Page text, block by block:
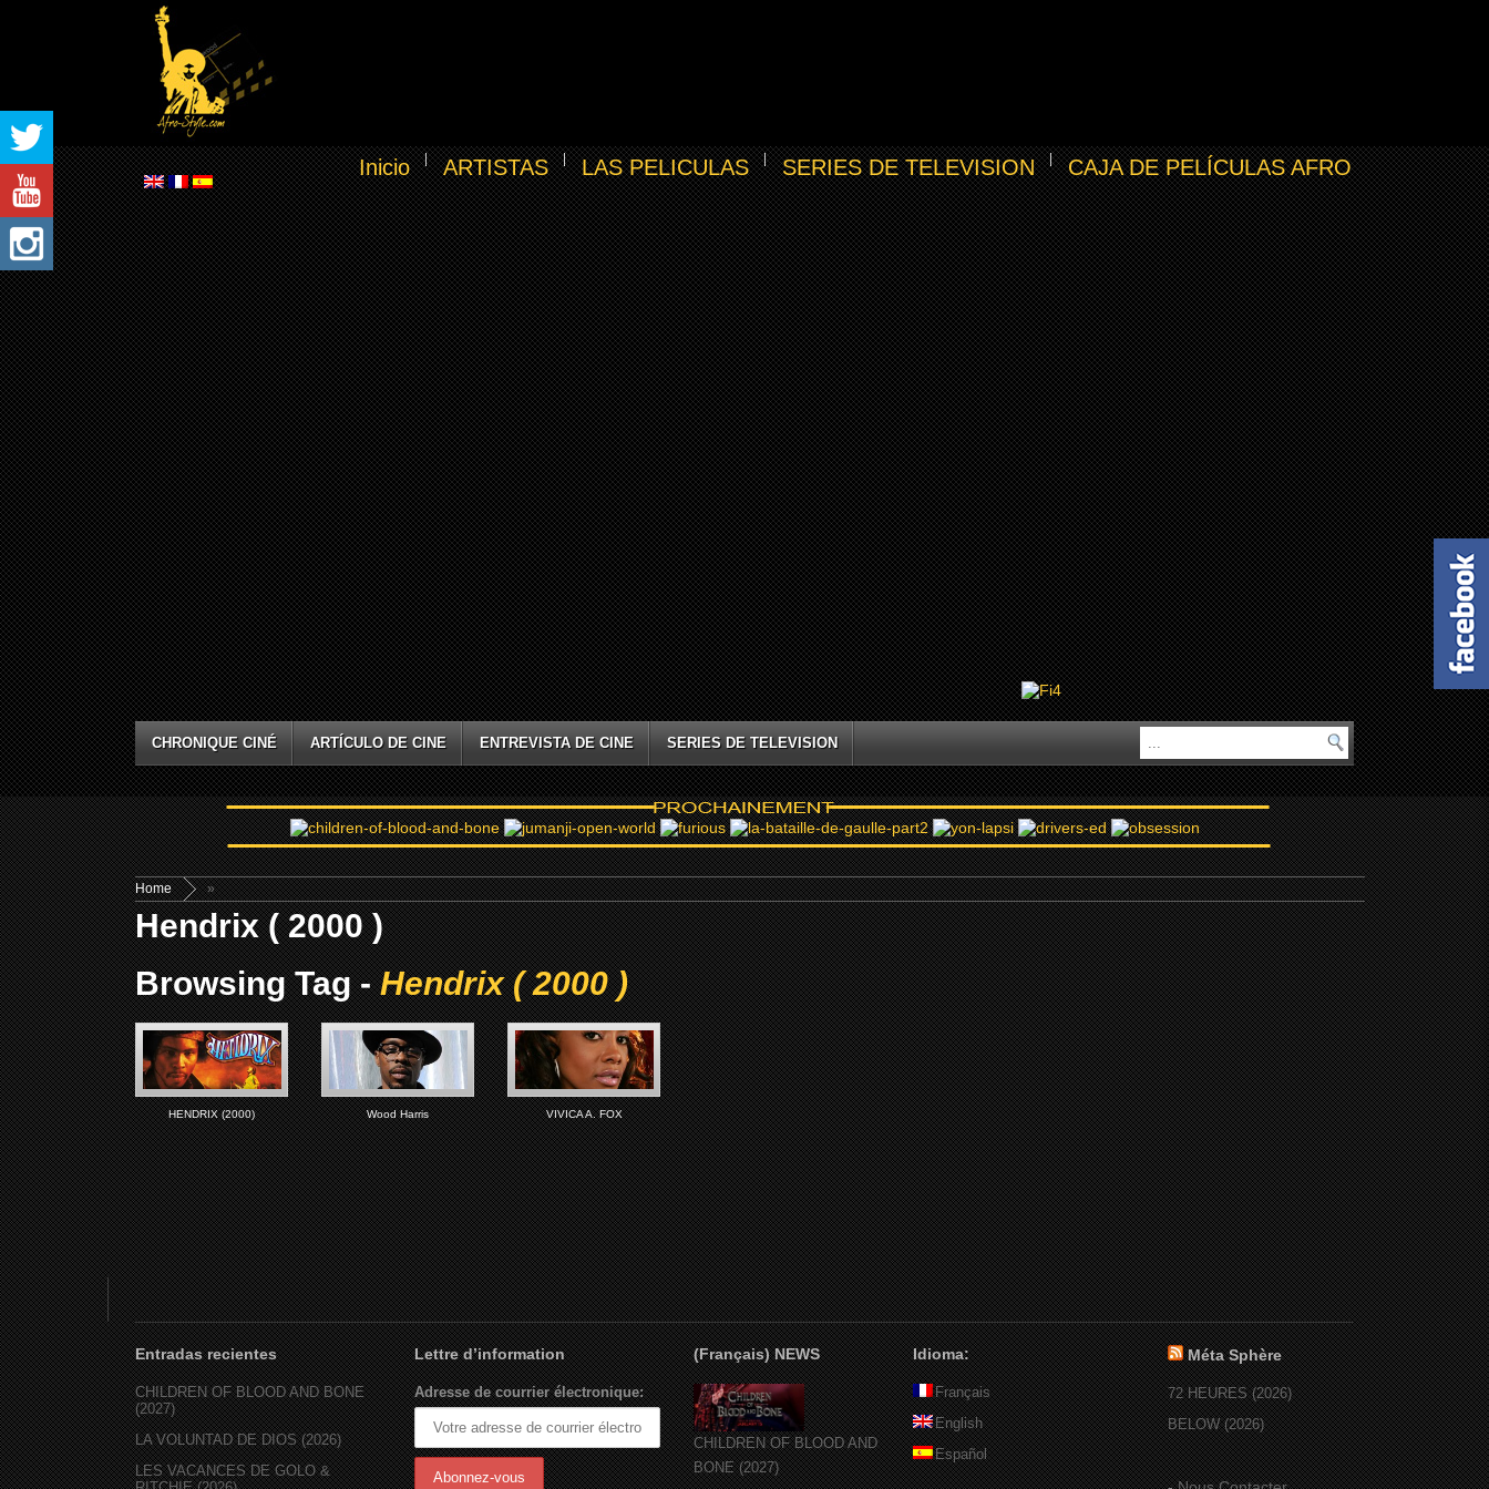
Inicio ARTISTAS LAS PELICULAS SERIES DE TELEVISION CAJA DE PELÍCULAS AFRO
CHRONIQUE CINÉ ARTÍCULO DE CINE ENTREVISTA DE CINE SERIES DE TELEVISION
Home »
Hendrix ( 2000 )
Browsing Tag -Hendrix ( 2000 )
HENDRIX (2000) Wood Harris VIVICA A. FOX
Entradas recientes
CHILDREN OF BLOOD AND BONE
(2027)
LA VOLUNTAD DE DIOS (2026)
LES VACANCES DE GOLO &
Lettre d’information
Adresse de courrier électronique:
(Français) NEWS
CHILDREN OF BLOOD AND
BONE (2027)
Idioma:
Français
English
Español
Méta Sphère
72 HEURES (2026)
BELOW (2026)